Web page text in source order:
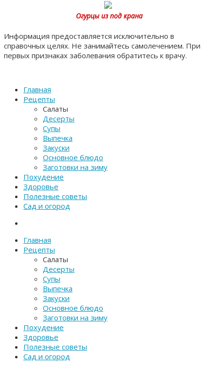
Огурцы из под крана
Информация предоставляется исключительно в
справочных целях. Не занимайтесь самолечением. При
первых признаках заболевания обратитесь к врачу.
Главная
Рецепты
Салаты
Десерты
Супы
Выпечка
Закуски
Основное блюдо
Заготовки на зиму
Похудение
Здоровье
Полезные советы
Сад и огород
Главная
Рецепты
Салаты
Десерты
Супы
Выпечка
Закуски
Основное блюдо
Заготовки на зиму
Похудение
Здоровье
Полезные советы
Сад и огород